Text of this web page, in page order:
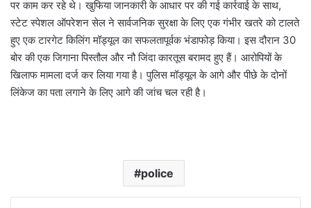
पर काम कर रहे थे। खुफिया जानकारी के आधार पर की गई कार्रवाई के साथ,
स्टेट स्पेशल ऑपरेशन सेल ने सार्वजनिक सुरक्षा के लिए एक गंभीर खतरे को टालते
हुए एक टारगेट किलिंग मॉड्यूल का सफलतापूर्वक भंडाफोड़ किया। इस दौरान 30
बोर की एक जिगाना पिस्तौल और नौ जिंदा कारतूस बरामद हुए हैं। आरोपियों के
खिलाफ मामला दर्ज कर लिया गया है। पुलिस मॉड्यूल के आगे और पीछे के दोनों
लिंकेज का पता लगाने के लिए आगे की जांच चल रही है।
police